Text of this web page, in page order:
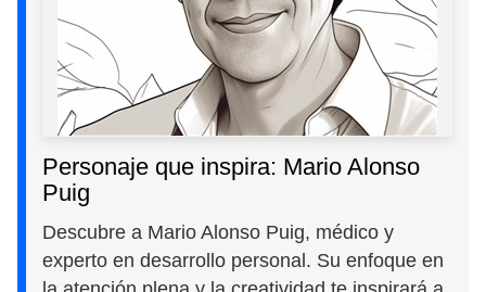
Personaje que inspira: Mario Alonso
Puig
Descubre a Mario Alonso Puig, médico y
experto en desarrollo personal. Su enfoque en